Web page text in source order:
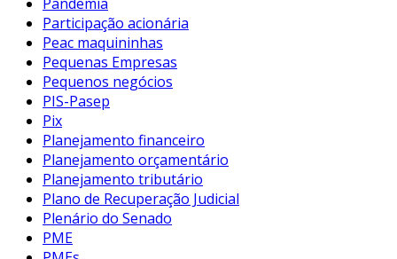
Participação acionária
Peac maquininhas
Pequenas Empresas
Pequenos negócios
PIS-Pasep
Pix
Planejamento financeiro
Planejamento orçamentário
Planejamento tributário
Plano de Recuperação Judicial
Plenário do Senado
PME